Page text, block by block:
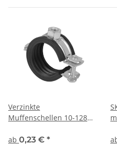
Verzinkte
Muffenschellen 10-128
ab 0,23 € *